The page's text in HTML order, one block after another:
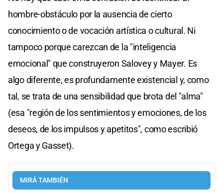
hombre-obstáculo por la ausencia de cierto
conocimiento o de vocación artística o cultural. Ni
tampoco porque carezcan de la "inteligencia
emocional" que construyeron Salovey y Mayer. Es
algo diferente, es profundamente existencial y, como
tal, se trata de una sensibilidad que brota del "alma"
(esa "región de los sentimientos y emociones, de los
deseos, de los impulsos y apetitos", como escribió
Ortega y Gasset).
MIRÁ TAMBIÉN